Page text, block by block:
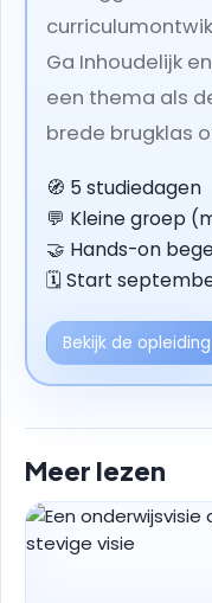
Ga Inhoudelijk
een thema als
brede brugklas
🧭 5 studiedagen
💬 Kleine groep
🤝 Hands-on
🗓️ Start
Bekijk de opleiding
Meer lezen